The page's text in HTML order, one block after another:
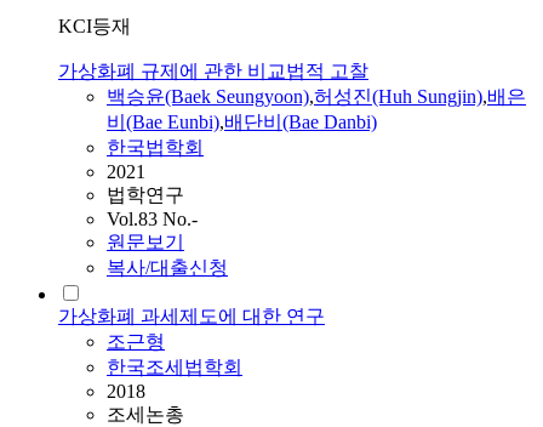
KCI등재
가상화폐 규제에 관한 비교법적 고찰
백승윤(Baek Seungyoon),허성진(Huh Sungjin),배은
비(Bae Eunbi),배단비(Bae Danbi)
한국법학회
2021
법학연구
Vol.83 No.-
원문보기
복사/대출신청
가상화폐 과세제도에 대한 연구
조근형
한국조세법학회
2018
조세논총